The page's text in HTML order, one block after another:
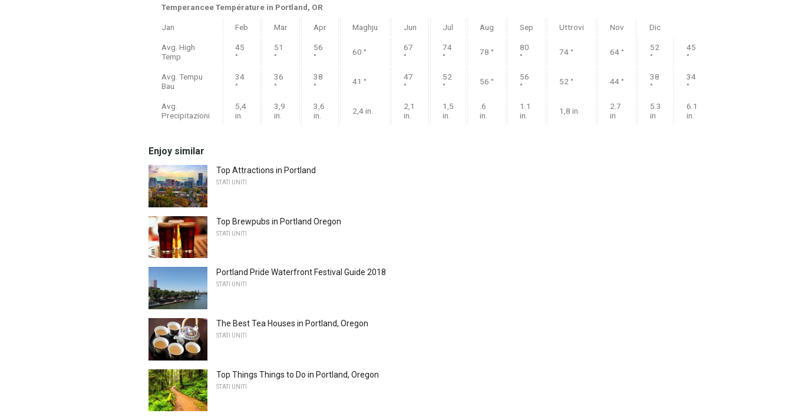
Temperancee Température in Portland, OR
Jan Feb Mar Apr Maghju Jun Jul Aug Sep Uttrovi Nov Dic
Avg. High
Temp
45
°
51
°
56
°
60 °
67
°
74
°
78 °
80
°
74 ° 64 °
52
°
45
°
Avg. Tempu
Bau
34
°
36
°
38
°
41 °
47
°
52
°
56 °
56
°
52 ° 44 °
38
°
34
°
Avg.
Precipitazioni
5,4
in.
3,9
in.
3,6
in.
2,4 in.
2,1
in.
1,5
in.
.6
in.
1.1
in.
1,8 in.
2.7
in
5.3
in
6.1
in.
Enjoy similar
Top Attractions in Portland
STATI UNITI
Top Brewpubs in Portland Oregon
STATI UNITI
Portland Pride Waterfront Festival Guide 2018
STATI UNITI
The Best Tea Houses in Portland, Oregon
STATI UNITI
Top Things Things to Do in Portland, Oregon
STATI UNITI